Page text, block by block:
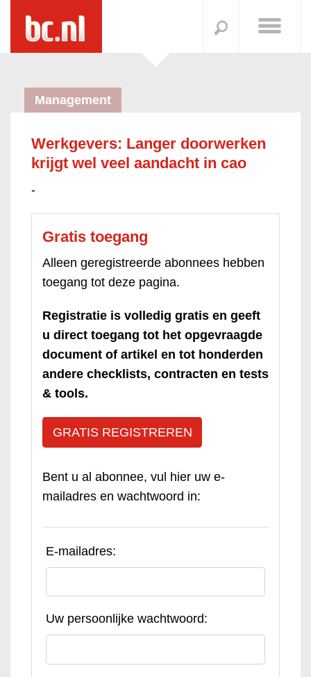
Management
Werkgevers: Langer doorwerken
krijgt wel veel aandacht in cao
-
Gratis toegang
Alleen geregistreerde abonnees hebben
toegang tot deze pagina.
Registratie is volledig gratis en geeft
u direct toegang tot het opgevraagde
document of artikel en tot honderden
andere checklists, contracten en tests
& tools.
GRATIS REGISTREREN
Bent u al abonnee, vul hier uw e-
mailadres en wachtwoord in:
E-mailadres:
Uw persoonlijke wachtwoord: